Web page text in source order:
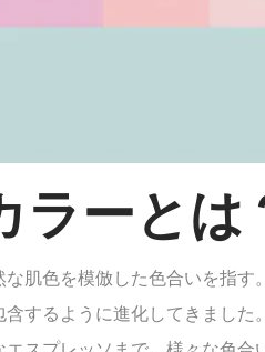
ラーとは
な肌色を模倣した色合いを指
含するように進化してきまし